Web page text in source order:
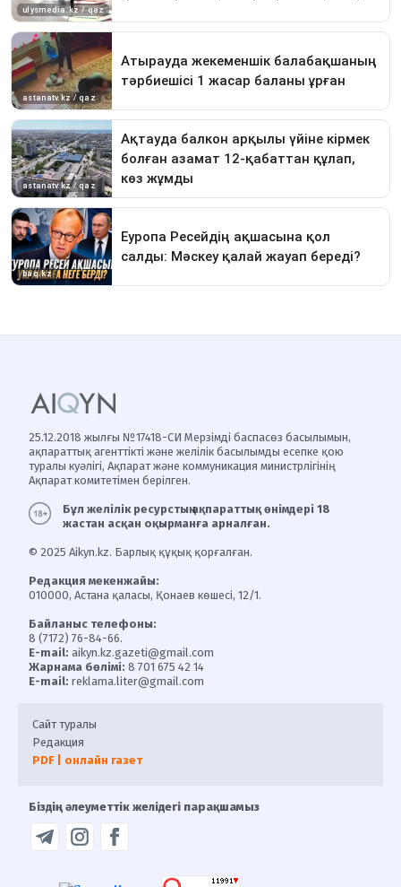
25.12.2018 жылғы №17418-СИ Мерзімді баспасөз басылымын,
ақпараттық агенттікті және желілік басылымды есепке қою
туралы куәлігі, Ақпарат және коммуникация министрлігінің
Ақпарат комитетімен берілген.
Бұл желілік ресурстың ақпараттық өнімдері 18
жастан асқан оқырманға арналған.
© 2025 Aikyn.kz. Барлық құқық қорғалған.
Редакция мекенжайы:
010000, Астана қаласы, Қонаев көшесі, 12/1.
Байланыс телефоны:
8 (7172) 76-84-66.
E-mail: aikyn.kz.gazeti@gmail.com
Жарнама бөлімі: 8 701 675 42 14
E-mail: reklama.liter@gmail.com
Сайт туралы
Редакция
PDF | онлайн газет
Біздің әлеуметтік желідегі парақшамыз